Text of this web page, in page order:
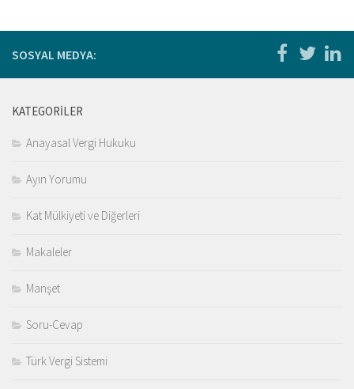
Öğrenci
For Englısh
İletişim
SOSYAL MEDYA:
KATEGORILER
Anayasal Vergi Hukuku
Ayın Yorumu
Kat Mülkiyeti ve Diğerleri
Makaleler
Manşet
Soru-Cevap
Türk Vergi Sistemi